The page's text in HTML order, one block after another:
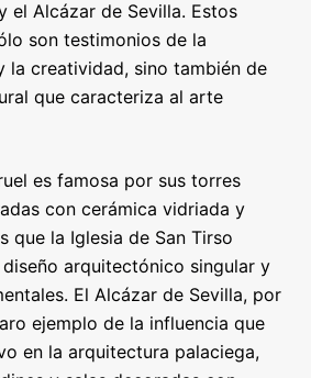
el Alcázar de Sevilla. Estos
son testimonios de la
la creatividad, sino también de
que caracteriza al arte
es famosa por sus torres
con cerámica vidriada y
que la Iglesia de San Tirso
arquitectónico singular y
El Alcázar de Sevilla, por
ejemplo de la influencia que
en la arquitectura palaciega,